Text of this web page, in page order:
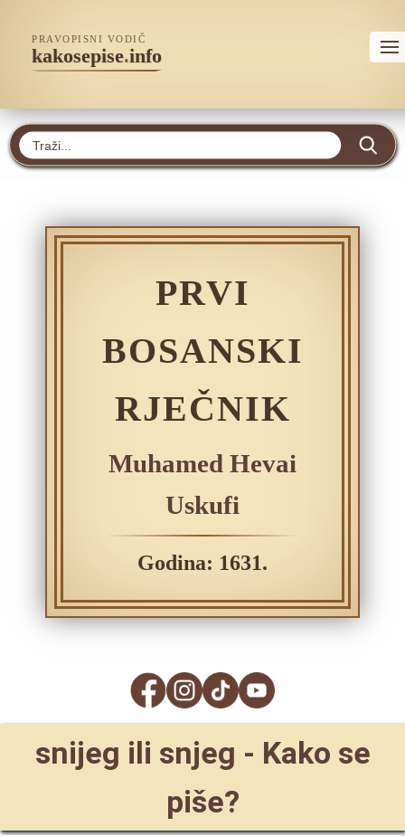
PRAVOPISNI VODIČ
kakosepise.info
PRVI
BOSANSKI
RJEČNIK
Muhamed Hevai
Uskufi
Godina: 1631.
snijeg ili snjeg - Kako se
piše?